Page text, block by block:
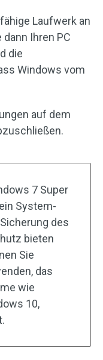
Laufwerk an
Ihren PC
die
Windows vom
auf dem
7 Super
System-
des
bieten
Sie
das
wie
10,